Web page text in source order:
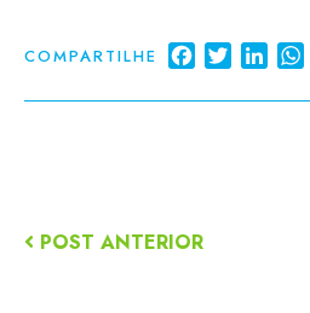
COMPARTILHE FacebookTwitter
POST ANTERIOR